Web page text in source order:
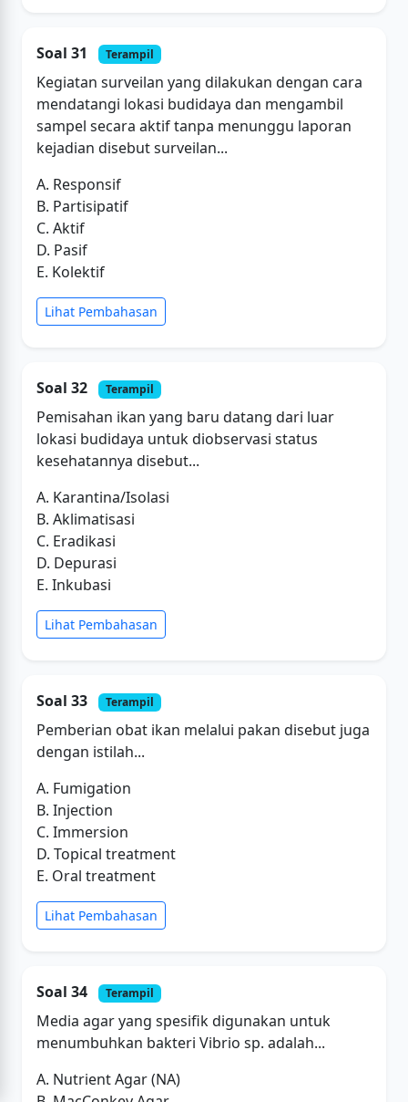
Soal 31 Terampil
Kegiatan surveilan yang dilakukan dengan cara
mendatangi lokasi budidaya dan mengambil
sampel secara aktif tanpa menunggu laporan
kejadian disebut surveilan...
A. Responsif
B. Partisipatif
C. Aktif
D. Pasif
E. Kolektif
Lihat Pembahasan
Soal 32 Terampil
Pemisahan ikan yang baru datang dari luar
lokasi budidaya untuk diobservasi status
kesehatannya disebut...
A. Karantina/Isolasi
B. Aklimatisasi
C. Eradikasi
D. Depurasi
E. Inkubasi
Lihat Pembahasan
Soal 33 Terampil
Pemberian obat ikan melalui pakan disebut juga
dengan istilah...
A. Fumigation
B. Injection
C. Immersion
D. Topical treatment
E. Oral treatment
Lihat Pembahasan
Soal 34 Terampil
Media agar yang spesifik digunakan untuk
menumbuhkan bakteri Vibrio sp. adalah...
A. Nutrient Agar (NA)